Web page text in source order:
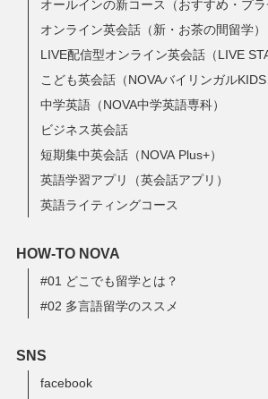
オールインの新コース（おすすめ・プラ
オンライン英会話（新・お茶の間留学）
LIVE配信型オンライン英会話（LIVE
こども英会話（NOVAバイリンガルKIDS
中学英語（NOVA中学英語専科）
ビジネス英会話
短期集中英会話（NOVA Plus+）
英語学習アプリ（英会話アプリ）
英語ライティングコース
HOW-TO NOVA
#01 どこでも留学とは？
#02 多言語留学のススメ
SNS
facebook